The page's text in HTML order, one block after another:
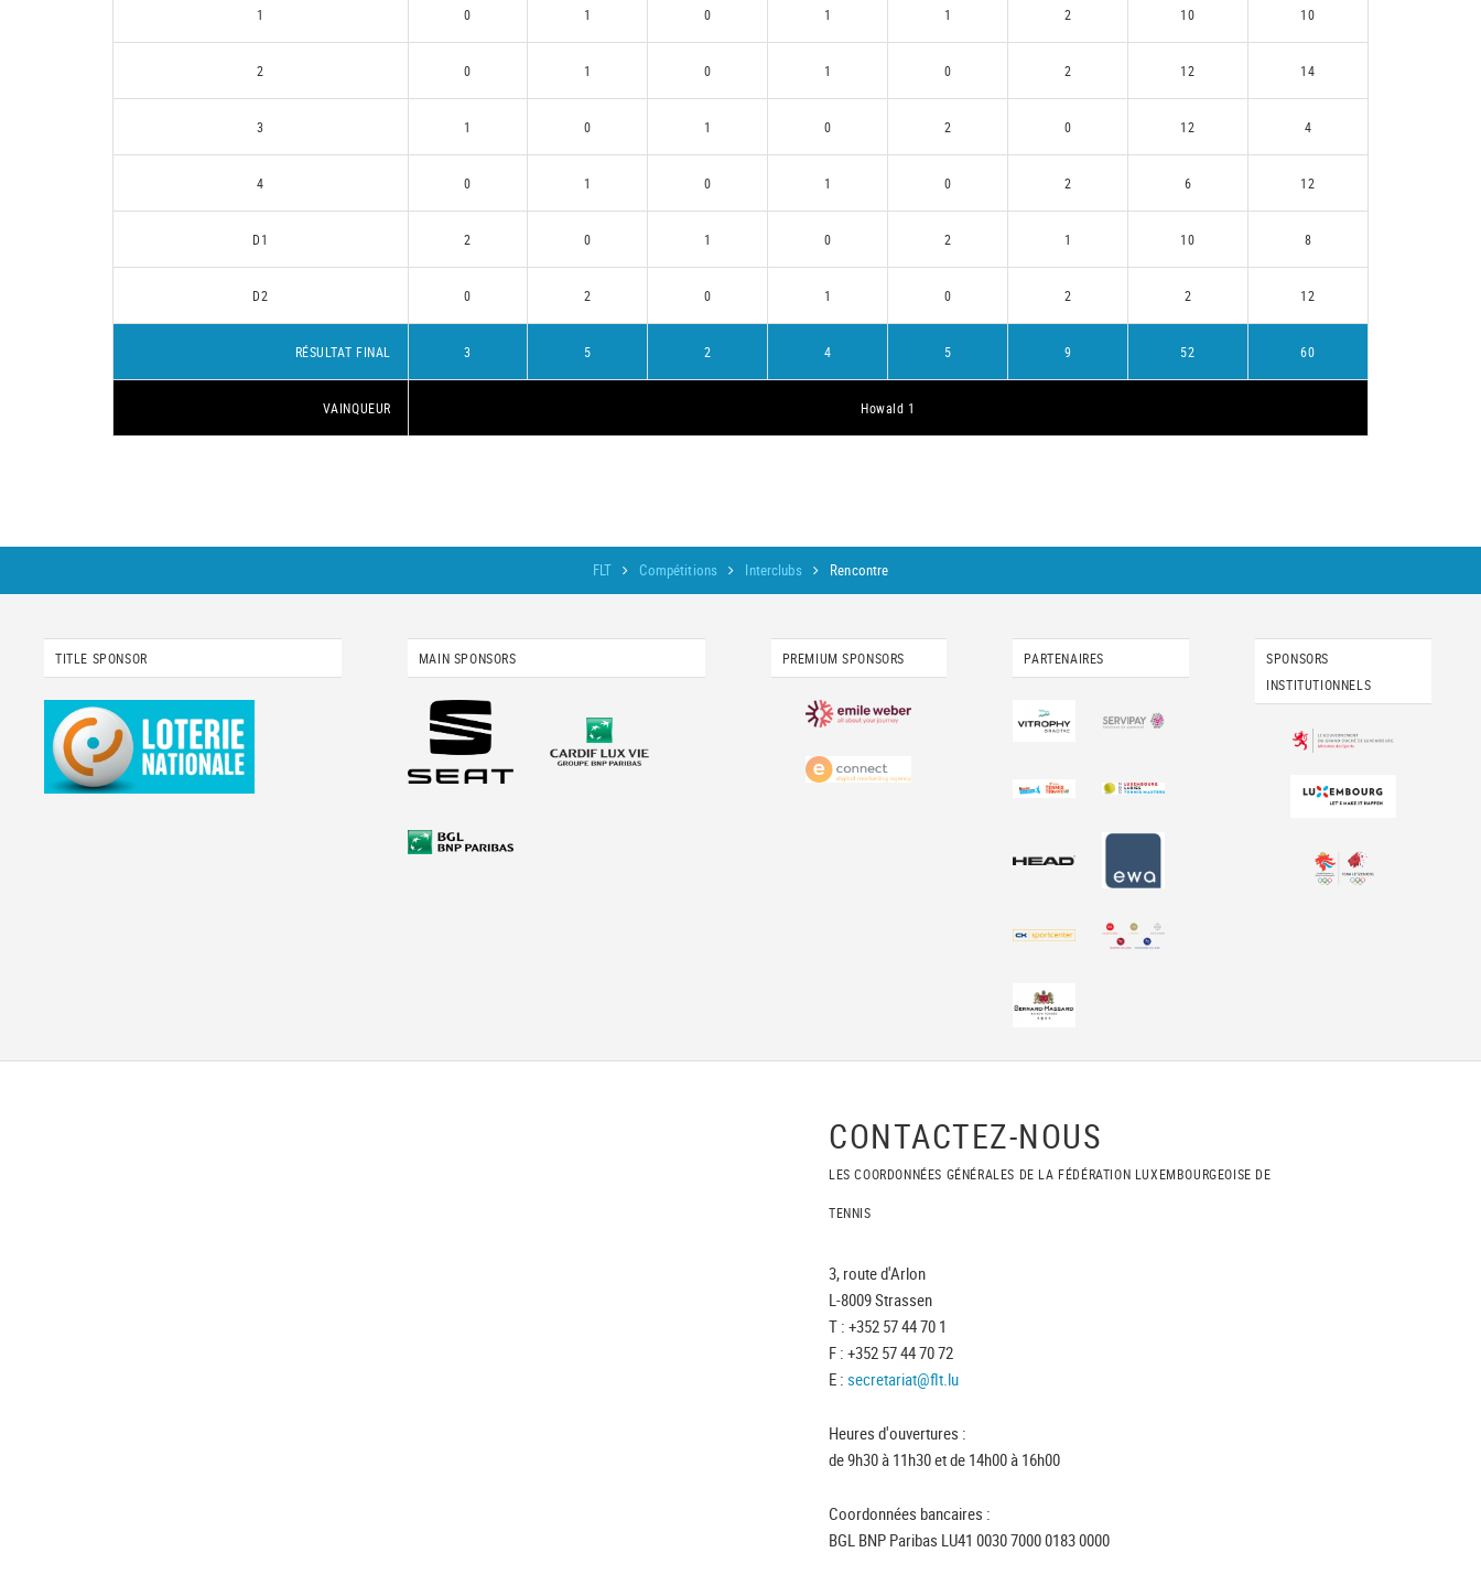
1 0 1 0 1 1 2 10 10
2 0 1 0 1 0 2 12 14
3 1 0 1 0 2 0 12 4
4 0 1 0 1 0 2 6 12
D1 2 0 1 0 2 1 10 8
D2 0 2 0 1 0 2 2 12
RÉSULTAT FINAL 3 5 2 4 5 9 52 60
VAINQUEUR Howald 1
FLT Compétitions Interclubs Rencontre
TITLE SPONSOR MAIN SPONSORS PREMIUM SPONSORS PARTENAIRES
SPONSORS
INSTITUTIONNELS
CONTACTEZ-NOUS
LES COORDONNÉES GÉNÉRALES DE LA FÉDÉRATION LUXEMBOURGEOISE DE
TENNIS
3, route d'Arlon
L-8009 Strassen
T : +352 57 44 70 1
F : +352 57 44 70 72
E : secretariat@flt.lu
Heures d'ouvertures :
de 9h30 à 11h30 et de 14h00 à 16h00
Coordonnées bancaires :
BGL BNP Paribas LU41 0030 7000 0183 0000